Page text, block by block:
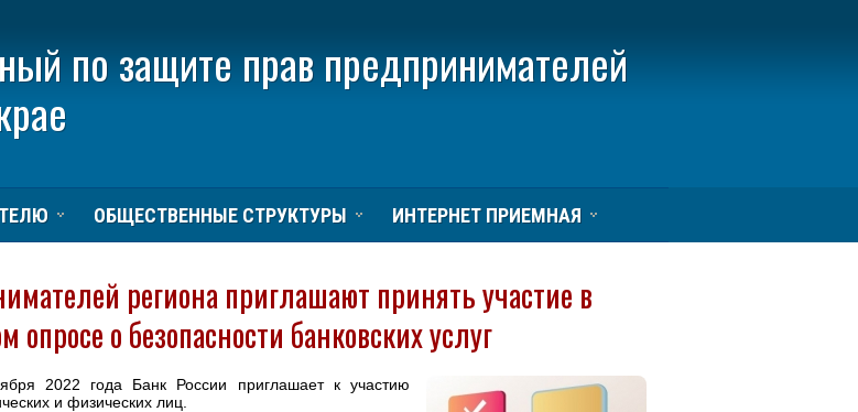
по защите прав предпринимателей
ОБЩЕСТВЕННЫЕ СТРУКТУРЫ ИНТЕРНЕТ ПРИЕМНАЯ
региона приглашают принять участие в
опросе о безопасности банковских услуг
2022 года Банк России приглашает к участию
и физических лиц.